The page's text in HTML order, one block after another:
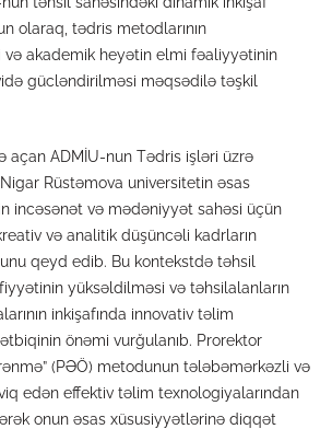
olaraq, tədris metodlarının
akademik heyətin elmi fəaliyyətinin
gücləndirilməsi məqsədilə təşkil
açan ADMİU-nun Tədris işləri üzrə
Rüstəmova universitetin əsas
incəsənət və mədəniyyət sahəsi üçün
və analitik düşüncəli kadrların
qeyd edib. Bu kontekstdə təhsil
yüksəldilməsi və təhsilalanların
inkişafında innovativ təlim
önəmi vurğulanıb. Prorektor
(PƏÖ) metodunun tələbəmərkəzli və
edən effektiv təlim texnologiyalarından
onun əsas xüsusiyyətlərinə diqqət